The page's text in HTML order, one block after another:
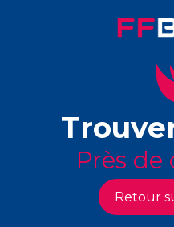
Près de
Retour